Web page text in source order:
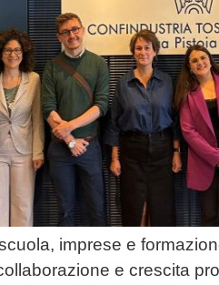
imprese e
e crescita